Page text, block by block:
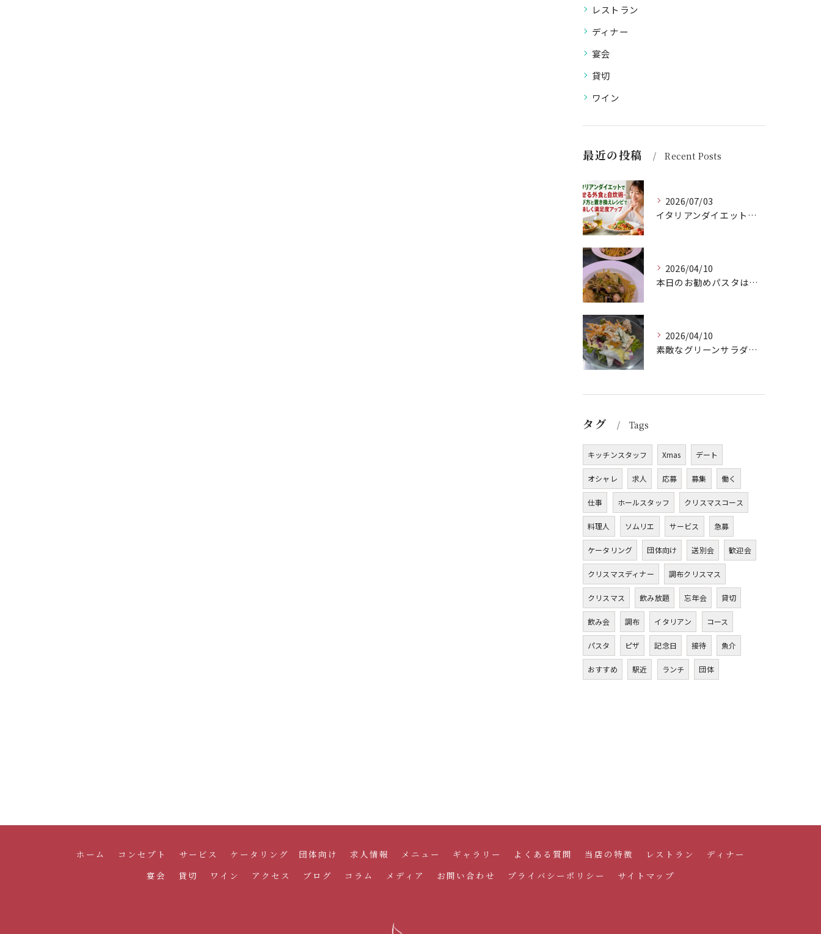
レストラン
ディナー
宴会
貸切
ワイン
最近の投稿 Recent Posts
2026/07/03
イタリアンダイエットで痩せる外食と自炊術〜選び方と置き換えレシピで美味しく満足度アップ
2026/04/10
本日のお勧めパスタは、シェフのきまぐれが光る特製ペペロンチー...
2026/04/10
素敵なグリーンサラダのご紹介です！Barry'sのランチセッ...
タグ Tags
キッチンスタッフ Xmas デート
オシャレ 求人 応募 募集 働く
仕事 ホールスタッフ クリスマスコース
料理人 ソムリエ サービス 急募
ケータリング 団体向け 送別会 歓迎会
クリスマスディナー 調布クリスマス
クリスマス 飲み放題 忘年会 貸切
飲み会 調布 イタリアン コース
パスタ ピザ 記念日 接待 魚介
おすすめ 駅近 ランチ 団体
ホーム コンセプト サービス ケータリング 団体向け 求人情報 メニュー ギャラリー よくある質問 当店の特徴 レストラン
ディナー
宴会
貸切 ワイン アクセス ブログ コラム メディア お問い合わせ プライバシーポリシー サイトマップ